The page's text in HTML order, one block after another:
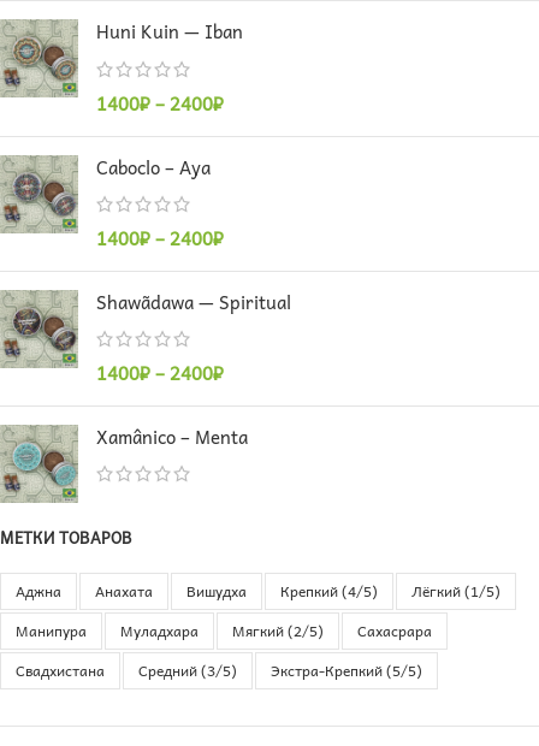
Huni Kuin — Iban
1400₽–2400₽
Caboclo – Aya
1400₽–2400₽
Shawãdawa — Spiritual
1400₽–2400₽
Xamânico – Menta
МЕТКИ ТОВАРОВ
Аджна Анахата Вишудха Крепкий (4/5)
Лёгкий (1/5)
Манипура
Муладхара Мягкий (2/5)
Сахасрара
Свадхистана
Средний (3/5) Экстра-Крепкий (5/5)